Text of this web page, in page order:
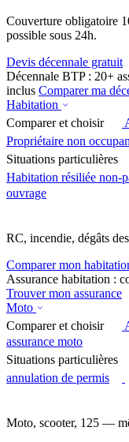
Couverture obligatoire
possible sous 24h.
Devis décennale gratuit
Décennale BTP : 20+
inclus Comparer ma
Habitation
Comparer et choisir
Propriétaire non
Situations particulières
Habitation résiliée non-
ouvrage
RC, incendie, dégâts
Comparer mon
Assurance habitation :
Trouver mon assurance
Moto
Comparer et choisir
assurance moto
Situations particulières
annulation de permis
Moto, scooter, 125 —